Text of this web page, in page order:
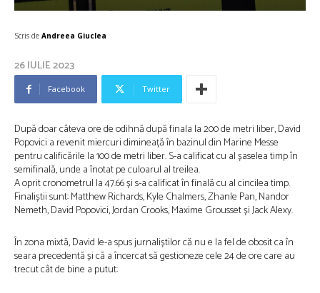
Scris de Andreea Giuclea
26 IULIE 2023
Facebook Twitter
După doar câteva ore de odihnă după finala la 200 de metri liber, David
Popovici a revenit miercuri dimineață în bazinul din Marine Messe
pentru calificările la 100 de metri liber. S-a calificat cu al șaselea timp în
semifinală, unde a înotat pe culoarul al treilea.
A oprit cronometrul la 47.66 și s-a calificat în finală cu al cincilea timp.
Finaliștii sunt: Matthew Richards, Kyle Chalmers, Zhanle Pan, Nandor
Nemeth, David Popovici, Jordan Crooks, Maxime Grousset și Jack Alexy.
În zona mixtă, David le-a spus jurnaliștilor că nu e la fel de obosit ca în
seara precedentă și că a încercat să gestioneze cele 24 de ore care au
trecut cât de bine a putut: